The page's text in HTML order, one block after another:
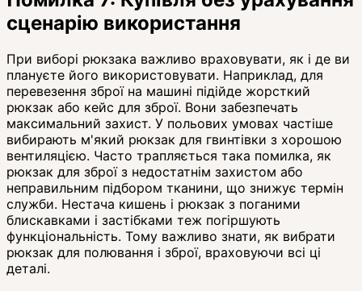
сценарію використання
При виборі рюкзака важливо враховувати, як і де ви
плануєте його використовувати. Наприклад, для
перевезення зброї на машині підійде жорсткий
рюкзак або кейс для зброї. Вони забезпечать
максимальний захист. У польових умовах частіше
вибирають м'який рюкзак для гвинтівки з хорошою
вентиляцією. Часто трапляється така помилка, як
рюкзак для зброї з недостатнім захистом або
неправильним підбором тканини, що знижує термін
служби. Нестача кишень і рюкзак з поганими
блискавками і застібками теж погіршують
функціональність. Тому важливо знати, як вибрати
рюкзак для полювання і зброї, враховуючи всі ці
деталі.